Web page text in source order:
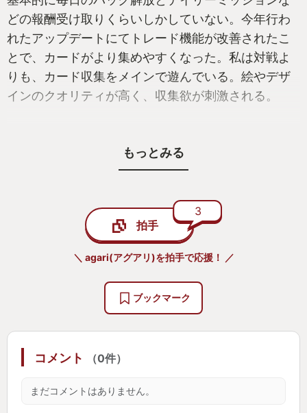
どの報酬受け取りくらいしかしていない。今年行わ
れたアップデートにてトレード機能が改善されたこ
とで、カードがより集めやすくなった。私は対戦よ
りも、カード収集をメインで遊んでいる。絵やデザ
インのクオリティが高く、収集欲が刺激される。
人用コンテンツの全ミッションコンプリートへも挑
戦中。オート機能が良い感じで、プレイングのセオ
対戦はやや単調に感じる部分もあるが、戦略性はき
ちんと感じられ、試合時間とのバランスも良い。
不満点は、保存可能なデッキ数がまだちょっと少な
いこと。タイプ別にちゃんと組んだもの、ネタとし
て遊びで組んだものなど、色々残しておきたい。
どれくらい続くか分からないが、おそらく来年も
細々とやっているように思う。
もっとみる
拍手
3
＼ agari(アグアリ)を拍手で応援！ ／
ブックマーク
コメント （0件）
まだコメントはありません。